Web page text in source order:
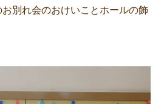
別れ会のおけいことホールの飾